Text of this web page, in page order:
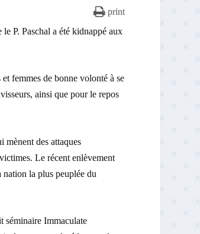
print
P. Paschal a été kidnappé aux
femmes de bonne volonté à se
ainsi que pour le repos
mènent des attaques
Le récent enlèvement
nation la plus peuplée du
séminaire Immaculate